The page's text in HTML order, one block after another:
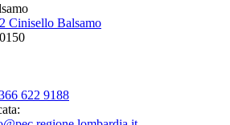
Cinisello Balsamo
622 9188